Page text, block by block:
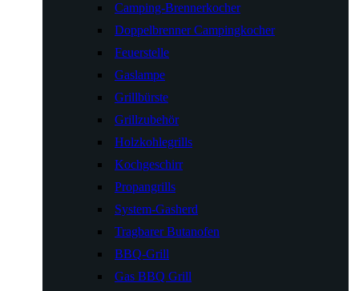
Camping-Brennerkocher
Doppelbrenner Campingkocher
Feuerstelle
Gaslampe
Grillbürste
Grillzubehör
Holzkohlegrills
Kochgeschirr
Propangrills
System-Gasherd
Tragbarer Butanofen
BBQ-Grill
Gas BBQ Grill